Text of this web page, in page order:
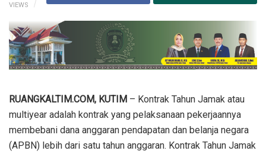
VIEWS
RUANGKALTIM.COM, KUTIM – Kontrak Tahun Jamak atau
multiyear adalah kontrak yang pelaksanaan pekerjaannya
membebani dana anggaran pendapatan dan belanja negara
(APBN) lebih dari satu tahun anggaran. Kontrak Tahun Jamak